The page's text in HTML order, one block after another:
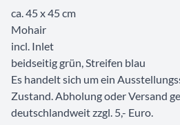
ca. 45 x 45 cm
Mohair
incl. Inlet
beidseitig grün, Streifen blau
Es handelt sich um ein
Zustand. Abholung oder Versand
deutschlandweit zzgl. 5,- Euro.